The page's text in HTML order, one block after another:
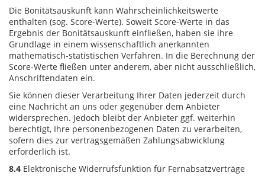
Die Bonitätsauskunft kann Wahrscheinlichkeitswerte
enthalten (sog. Score-Werte). Soweit Score-Werte in das
Ergebnis der Bonitätsauskunft einfließen, haben sie ihre
Grundlage in einem wissenschaftlich anerkannten
mathematisch-statistischen Verfahren. In die Berechnung der
Score-Werte fließen unter anderem, aber nicht ausschließlich,
Anschriftendaten ein.
Sie können dieser Verarbeitung Ihrer Daten jederzeit durch
eine Nachricht an uns oder gegenüber dem Anbieter
widersprechen. Jedoch bleibt der Anbieter ggf. weiterhin
berechtigt, Ihre personenbezogenen Daten zu verarbeiten,
sofern dies zur vertragsgemäßen Zahlungsabwicklung
erforderlich ist.
8.4 Elektronische Widerrufsfunktion für Fernabsatzverträge